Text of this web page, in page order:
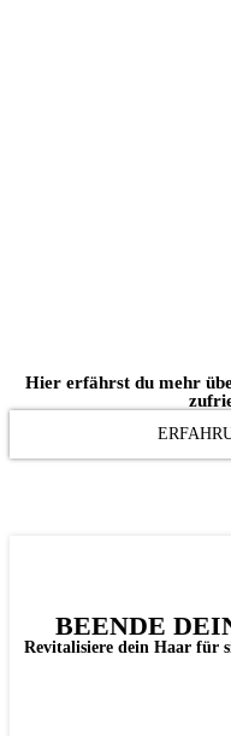
Hier erfährst du mehr
BEENDE
Revitalisiere dein Haar für